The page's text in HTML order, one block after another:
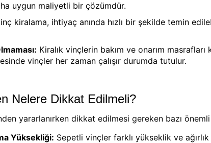
uygun maliyetli bir çözümdür.
kiralama, ihtiyaç anında hızlı bir şekilde temin
Kiralık vinçlerin bakım ve onarım
vinçler her zaman çalışır durumda tutulur.
Nelere Dikkat Edilmeli?
yararlanırken dikkat edilmesi gereken bazı önemli
Yüksekliği: Sepetli vinçler farklı yükseklik ve